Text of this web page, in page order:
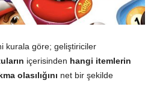
kurala göre; geliştiriciler
içerisinden hangi itemlerin
olasılığını net bir şekilde